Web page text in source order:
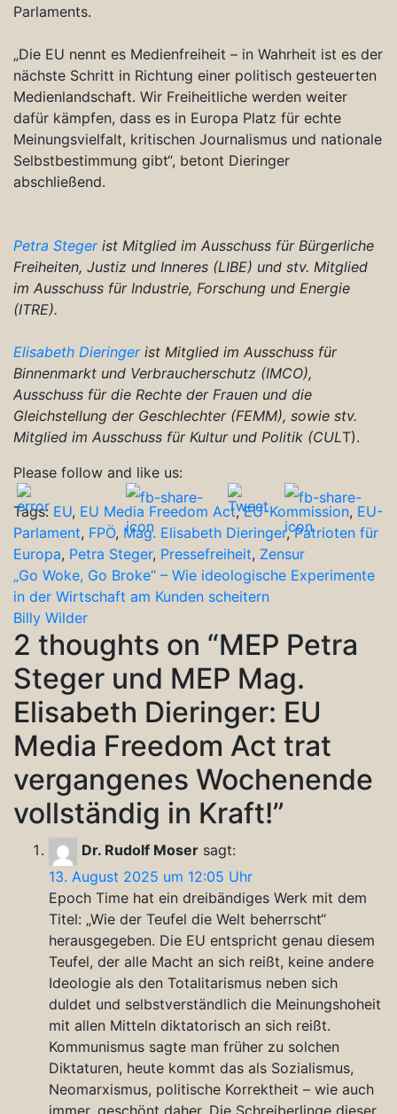
Parlaments.
„Die EU nennt es Medienfreiheit – in Wahrheit ist es der
nächste Schritt in Richtung einer politisch gesteuerten
Medienlandschaft. Wir Freiheitliche werden weiter
dafür kämpfen, dass es in Europa Platz für echte
Meinungsvielfalt, kritischen Journalismus und nationale
Selbstbestimmung gibt“, betont Dieringer
abschließend.
Petra Stegerist Mitglied im Ausschuss für Bürgerliche
Freiheiten, Justiz und Inneres (LIBE) und stv. Mitglied
im Ausschuss für Industrie, Forschung und Energie
(ITRE).
Elisabeth Dieringerist Mitglied im Ausschuss für
Binnenmarkt und Verbraucherschutz (IMCO),
Ausschuss für die Rechte der Frauen und die
Gleichstellung der Geschlechter (FEMM), sowie stv.
Mitglied im Ausschuss für Kultur und Politik (CULT).
Please follow and like us:
Tags: EU, EU Media Freedom Act,EU-Kommission, EU-
Parlament, FPÖ, Mag. Elisabeth Dieringer,Patrioten für
Europa, Petra Steger, Pressefreiheit, Zensur
Beitragsnavigation
„Go Woke, Go Broke“ – Wie ideologische Experimente
in der Wirtschaft am Kunden scheitern
Billy Wilder
2 thoughts on “MEP Petra
Steger und MEP Mag.
Elisabeth Dieringer: EU
Media Freedom Act trat
vergangenes Wochenende
vollständig in Kraft!”
Dr. Rudolf Moser sagt:
13. August 2025 um 12:05 Uhr
Epoch Time hat ein dreibändiges Werk mit dem
Titel: „Wie der Teufel die Welt beherrscht“
herausgegeben. Die EU entspricht genau diesem
Teufel, der alle Macht an sich reißt, keine andere
Ideologie als den Totalitarismus neben sich
duldet und selbstverständlich die Meinungshoheit
mit allen Mitteln diktatorisch an sich reißt.
Kommunismus sagte man früher zu solchen
Diktaturen, heute kommt das als Sozialismus,
Neomarxismus, politische Korrektheit – wie auch